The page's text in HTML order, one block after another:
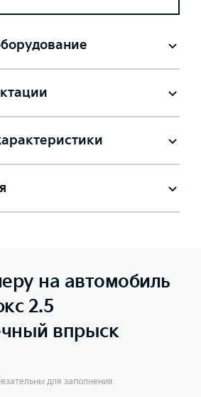
на автомобиль
2.5
впрыск
для заполнения